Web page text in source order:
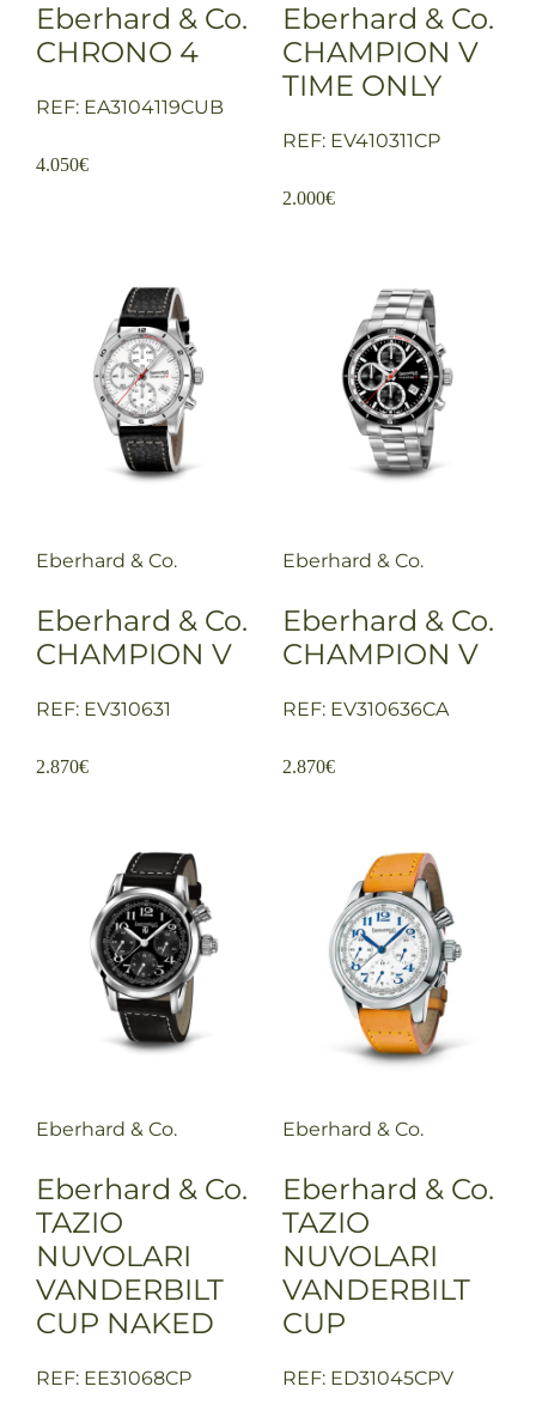
Eberhard & Co.
CHRONO 4
REF: EA3104119CUB
4.050€
Eberhard & Co.
CHAMPION V
TIME ONLY
REF: EV410311CP
2.000€
Eberhard & Co.
Eberhard & Co.
CHAMPION V
REF: EV310631
2.870€
Eberhard & Co.
Eberhard & Co.
CHAMPION V
REF: EV310636CA
2.870€
Eberhard & Co.
Eberhard & Co.
TAZIO
NUVOLARI
VANDERBILT
CUP NAKED
REF: EE31068CP
Eberhard & Co.
Eberhard & Co.
TAZIO
NUVOLARI
VANDERBILT
CUP
REF: ED31045CPV